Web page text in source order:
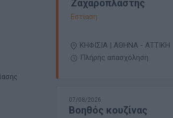
Ζαχαροπλάστης
Εστίαση
ΚΗΦΙΣΙΑ | ΑΘΗΝΑ - ΑΤΤΙΚΗ
Πλήρης απασχόληση
07/08/2026
Βοηθός κουζίνας